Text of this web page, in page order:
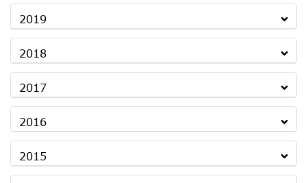
2019
2018
2017
2016
2015